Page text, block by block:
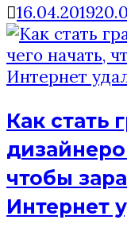
16.04.2019
Как стать
чтобы
Интернет